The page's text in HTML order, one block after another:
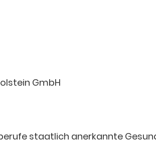
GmbH
staatlich anerkannte